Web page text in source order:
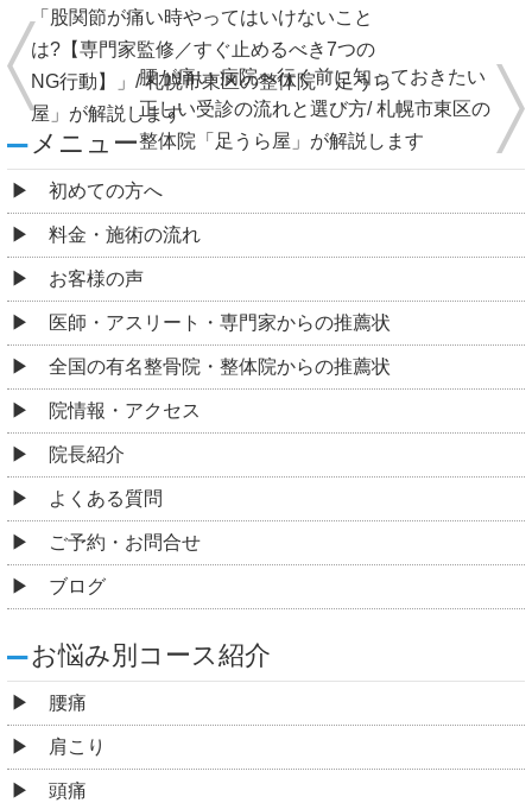
「股関節が痛い時やってはいけないこと
は?【専門家監修／すぐ止めるべき7つの
NG行動】」/ 札幌市東区の整体院「足うら
屋」が解説します
腰が痛い 病院へ行く前に知っておきたい
正しい受診の流れと選び方/ 札幌市東区の
整体院「足うら屋」が解説します
メニュー
初めての方へ
料金・施術の流れ
お客様の声
医師・アスリート・専門家からの推薦状
全国の有名整骨院・整体院からの推薦状
院情報・アクセス
院長紹介
よくある質問
ご予約・お問合せ
ブログ
お悩み別コース紹介
腰痛
肩こり
頭痛